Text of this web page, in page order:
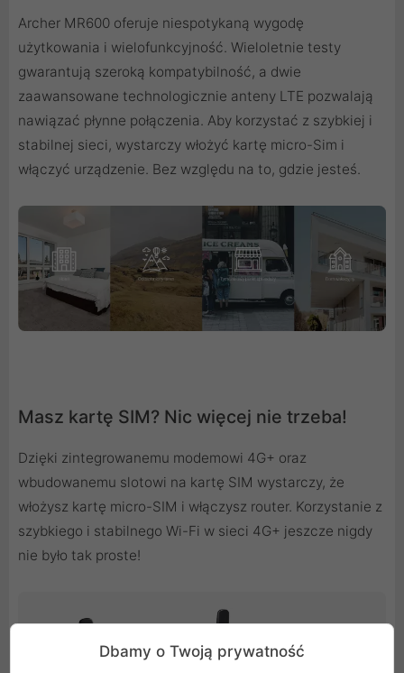
Archer MR600 oferuje niespotykaną wygodę
użytkowania i wielofunkcyjność. Wieloletnie testy
gwarantują szeroką kompatybilność, a dwie
zaawansowane technologicznie anteny LTE pozwalają
nawiązać płynne połączenia. Aby korzystać z szybkiej i
stabilnej sieci, wystarczy włożyć kartę micro-Sim i
włączyć urządzenie. Bez względu na to, gdzie jesteś.
Masz kartę SIM? Nic więcej nie trzeba!
Dzięki zintegrowanemu modemowi 4G+ oraz
wbudowanemu slotowi na kartę SIM wystarczy, że
włożysz kartę micro-SIM i włączysz router. Korzystanie z
szybkiego i stabilnego Wi-Fi w sieci 4G+ jeszcze nigdy
nie było tak proste!
Dbamy o Twoją prywatność